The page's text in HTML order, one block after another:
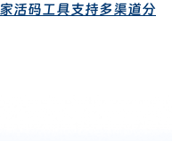
活码工具支持多渠道分